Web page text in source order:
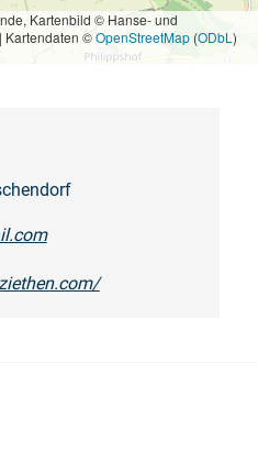
Kartenbild © Hanse- und
Kartendaten ©OpenStreetMap (ODbL )